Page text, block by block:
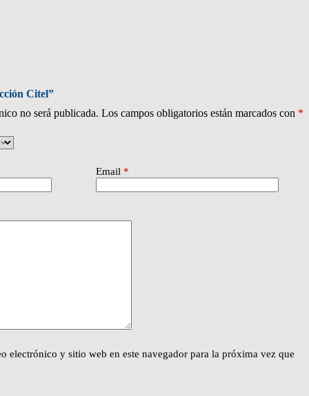
Citel”
no será publicada. Los campos obligatorios están marcados con *
Email *
electrónico y sitio web en este navegador para la próxima vez que